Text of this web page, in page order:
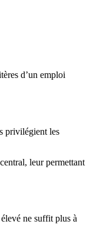
d’un emploi
privilégient les
leur permettant
ne suffit plus à